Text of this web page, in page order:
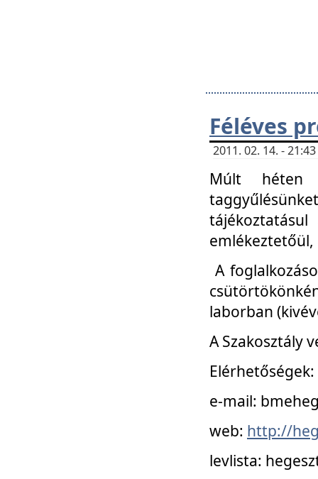
Féléves
2011. 02. 14. -
Múlt héten
emlékeztetőül,
A
laborban
A Szakosztály
Elérhetőségek:
e-mail:
web: http://
levlista: